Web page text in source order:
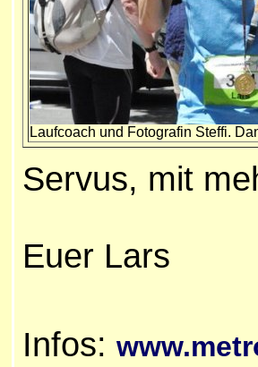
Laufcoach und Fotografin Steffi.
Servus, mit
Euer Lars
Infos: